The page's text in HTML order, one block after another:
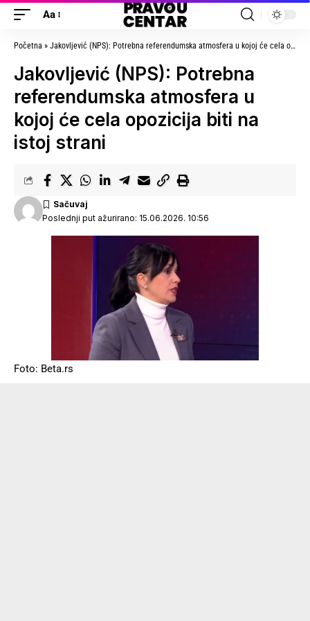
Aa
Početna » Jakovljević (NPS): Potrebna referendumska atmosfera u kojoj će cela opozicija biti na istoj strani
Jakovljević (NPS): Potrebna
referendumska atmosfera u
kojoj će cela opozicija biti na
istoj strani
Poslednji put ažurirano: 15.06.2026. 10:56
Foto: Beta.rs